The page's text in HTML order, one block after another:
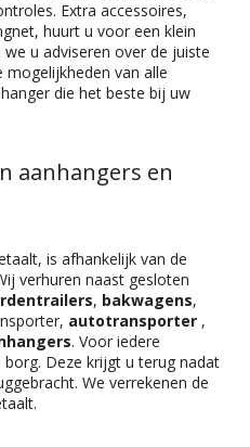
Extra accessoires,
huurt u voor een klein
u adviseren over de juiste
van alle
die het beste bij uw
aanhangers en
is afhankelijk van de
verhuren naast gesloten
, bakwagens,
autotransporter ,
. Voor iedere
Deze krijgt u terug nadat
We verrekenen de